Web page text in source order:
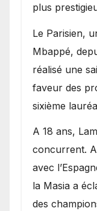
plus
Le Parisien,
Mbappé,
réalisé une
faveur des
sixième
A 18 ans,
concurrent.
avec
la Masia a
des